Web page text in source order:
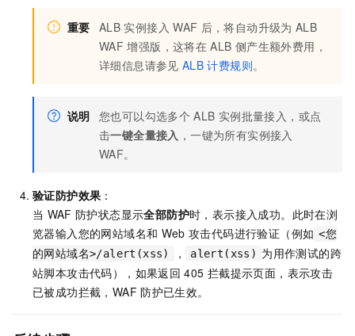
重要 ALB 实例接入 WAF 后，将自动升级为 ALB
WAF 增强版，这将在 ALB 侧产生额外费用，
详细信息请参见 ALB 计费规则。
说明 您也可以勾选多个 ALB 实例批量接入，或点
击一键全量接入 ，一键为所有实例接入
WAF。
验证防护效果 ：
当 WAF 防护状态显示全部防护时，表示接入成功。此时在浏
览器输入您的网站域名和 Web 攻击代码进行验证（例如 <您
的网站域名>/alert(xss)
， alert(xss) 为用作测试的跨
站脚本攻击代码），如果返回 405 拦截提示页面，表示攻击
已被成功拦截，WAF 防护已生效。